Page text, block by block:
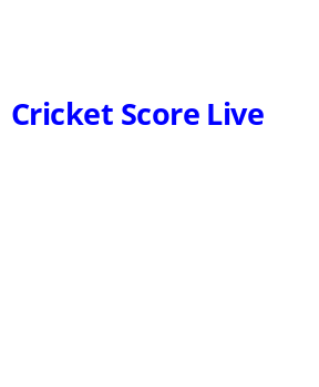
Cricket Score Live